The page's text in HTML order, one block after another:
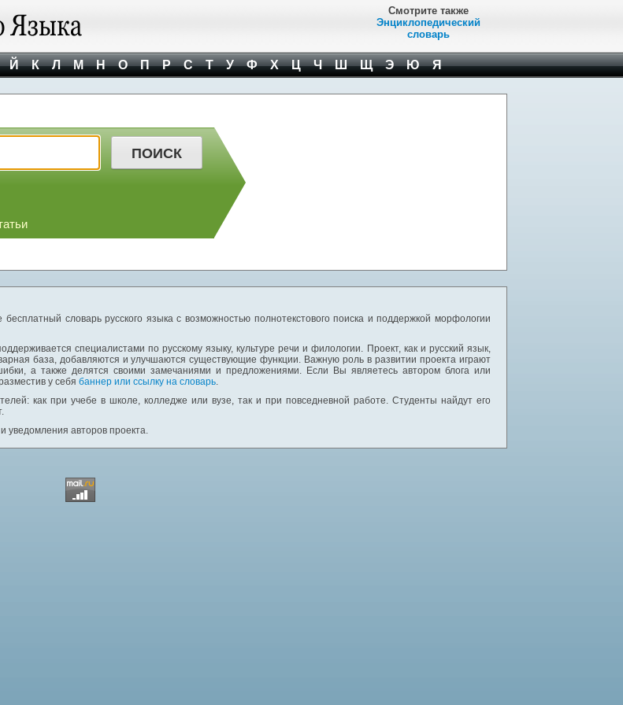
Смотрите также
Энциклопедический
словарь
Й К Л М Н О П Р С Т У Ф Х Ц Ч Ш Щ Э Ю Я
словарь русского языка с возможностью полнотекстового поиска и поддержкой морфологии
специалистами по русскому языку, культуре речи и филологии. Проект, как и русский язык,
база, добавляются и улучшаются существующие функции. Важную роль в развитии проекта играют
а также делятся своими замечаниями и предложениями. Если Вы являетесь автором блога или
у себя баннер или ссылку на словарь.
как при учебе в школе, колледже или вузе, так и при повседневной работе. Студенты найдут его
уведомления авторов проекта.